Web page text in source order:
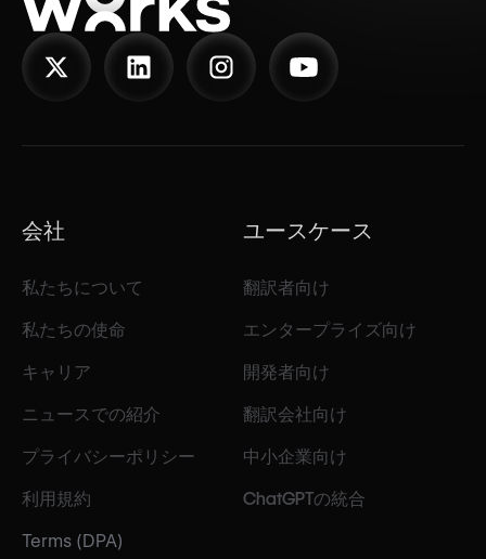
会社
私たちについて
私たちの使命
キャリア
ニュースでの紹介
プライバシーポリシー
利用規約
Terms (DPA)
ユースケース
翻訳者向け
エンタープライズ向け
開発者向け
翻訳会社向け
中小企業向け
ChatGPTの統合